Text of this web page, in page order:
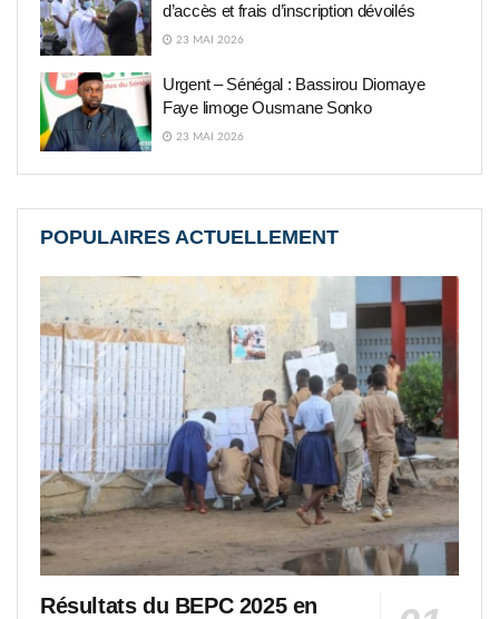
d’accès et frais d’inscription dévoilés
23 MAI 2026
Urgent – Sénégal : Bassirou Diomaye
Faye limoge Ousmane Sonko
23 MAI 2026
POPULAIRES ACTUELLEMENT
Résultats du BEPC 2025 en